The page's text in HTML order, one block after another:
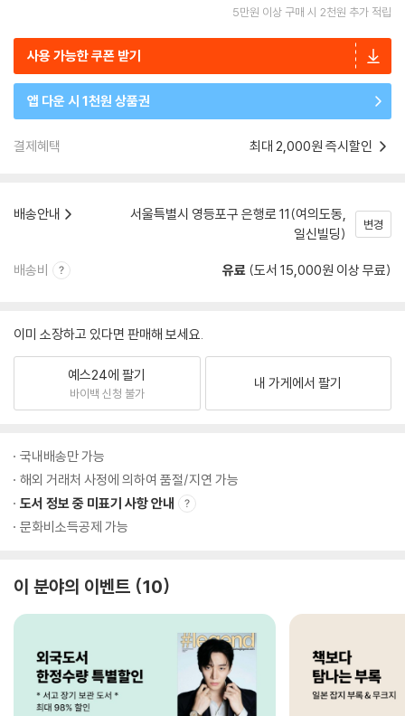
5만원 이상 구매 시 2천원 추가 적립
사용 가능한 쿠폰 받기
앱 다운 시 1천원 상품권
결제혜택 최대 2,000원 즉시할인
배송안내
서울특별시 영등포구 은행로 11(여의도동,
일신빌딩)
변경
배송비 유료 (도서 15,000원 이상 무료)
이미 소장하고 있다면 판매해 보세요.
예스24에 팔기
바이백 신청 불가
내 가게에서 팔기
국내배송만 가능
해외 거래처 사정에 의하여 품절/지연 가능
도서 정보 중 미표기 사항 안내
문화비소득공제 가능
이 분야의 이벤트 10